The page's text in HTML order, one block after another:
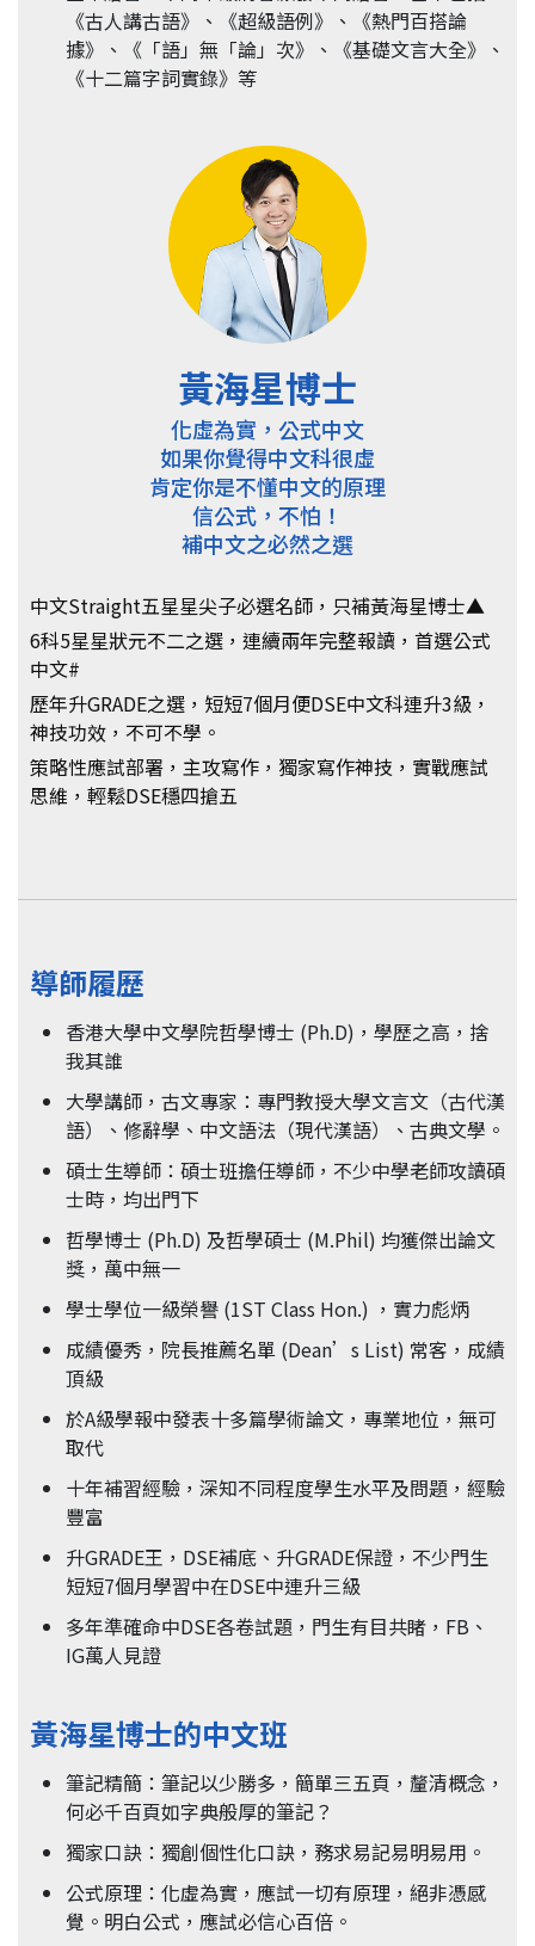
《古人講古語》、《超級語例》、《熱門百搭論
據》、《「語」無「論」次》、《基礎文言大全》、
《十二篇字詞實錄》等
黃海星博士
化虛為實，公式中文
如果你覺得中文科很虛
肯定你是不懂中文的原理
信公式，不怕！
補中文之必然之選
中文Straight五星星尖子必選名師，只補黃海星博士▲
6科5星星狀元不二之選，連續兩年完整報讀，首選公式
中文#
歷年升GRADE之選，短短7個月便DSE中文科連升3級，
神技功效，不可不學。
策略性應試部署，主攻寫作，獨家寫作神技，實戰應試
思維，輕鬆DSE穩四搶五
導師履歷
香港大學中文學院哲學博士 (Ph.D)，學歷之高，捨
我其誰
大學講師，古文專家：專門教授大學文言文（古代漢
語）、修辭學、中文語法（現代漢語）、古典文學。
碩士生導師：碩士班擔任導師，不少中學老師攻讀碩
士時，均出門下
哲學博士 (Ph.D) 及哲學碩士 (M.Phil) 均獲傑出論文
獎，萬中無一
學士學位一級榮譽 (1ST Class Hon.) ，實力彪炳
成績優秀，院長推薦名單 (Dean’s List) 常客，成績
頂級
於A級學報中發表十多篇學術論文，專業地位，無可
取代
十年補習經驗，深知不同程度學生水平及問題，經驗
豐富
升GRADE王，DSE補底、升GRADE保證，不少門生
短短7個月學習中在DSE中連升三級
多年準確命中DSE各卷試題，門生有目共睹，FB、
IG萬人見證
黃海星博士的中文班
筆記精簡：筆記以少勝多，簡單三五頁，釐清概念，
何必千百頁如字典般厚的筆記？
獨家口訣：獨創個性化口訣，務求易記易明易用。
公式原理：化虛為實，應試一切有原理，絕非憑感
覺。明白公式，應試必信心百倍。